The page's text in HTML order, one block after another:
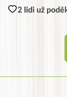
2 lidi už